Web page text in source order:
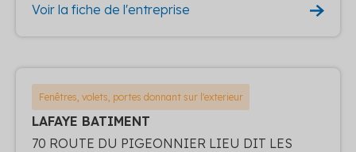
Voir la fiche de l'entreprise
Fenêtres, volets, portes donnant sur l'exterieur
LAFAYE BATIMENT
70 ROUTE DU PIGEONNIER LIEU DIT LES